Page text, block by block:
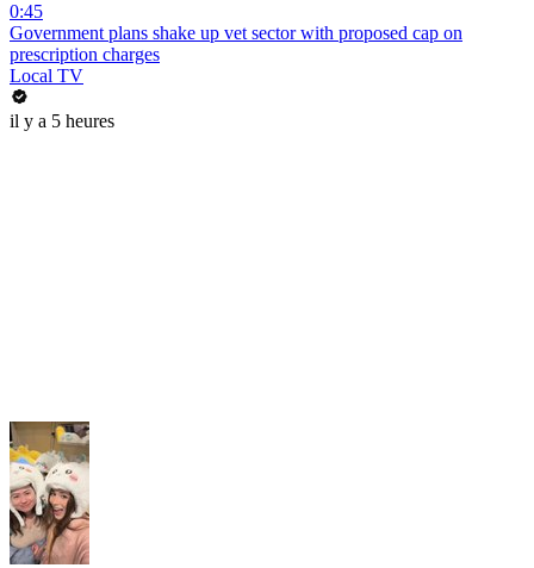
0:45
Government plans shake up vet sector with proposed cap on
prescription charges
Local TV
il y a 5 heures